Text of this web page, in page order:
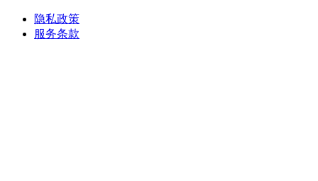
隐私政策
服务条款